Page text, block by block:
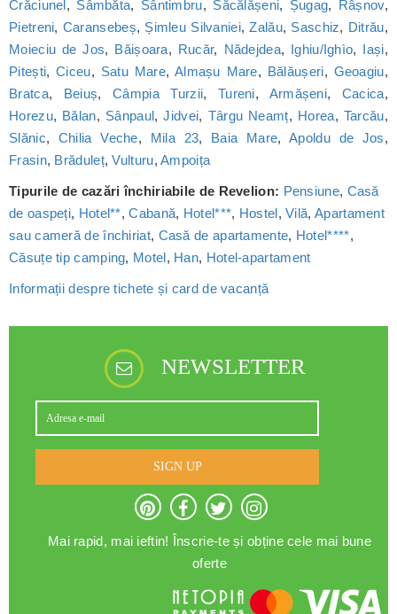
Crăciunel, Sâmbăta, Sântimbru, Săcălășeni, Șugag, Râșnov,
Pietreni, Caransebeș, Șimleu Silvaniei,Zalău, Saschiz, Ditrău,
Moieciu de Jos, Băișoara, Rucăr, Nădejdea, Ighiu/Ighìo, Iași,
Pitești,Ciceu, Satu Mare, Almașu Mare, Bălăușeri, Geoagiu,
Bratca, Beiuș, Câmpia Turzii, Tureni, Armășeni, Cacica,
Horezu, Bălan, Sânpaul,Jidvei, Târgu Neamț, Horea, Tarcău,
Slănic, Chilia Veche, Mila 23, Baia Mare,Apoldu de Jos,
Frasin, Brăduleț,Vulturu,Ampoița
Tipurile de cazări închiriabile de Revelion: Pensiune, Casă
de oaspeți, Hotel**,Cabană, Hotel***, Hostel,Vilă, Apartament
sau cameră de închiriat, Casă de apartamente, Hotel****,
Căsuțe tip camping, Motel, Han, Hotel-apartament
Informații despre tichete și card de vacanță
NEWSLETTER
SIGN UP
Mai rapid, mai ieftin! Înscrie-te și obține cele mai bune
oferte